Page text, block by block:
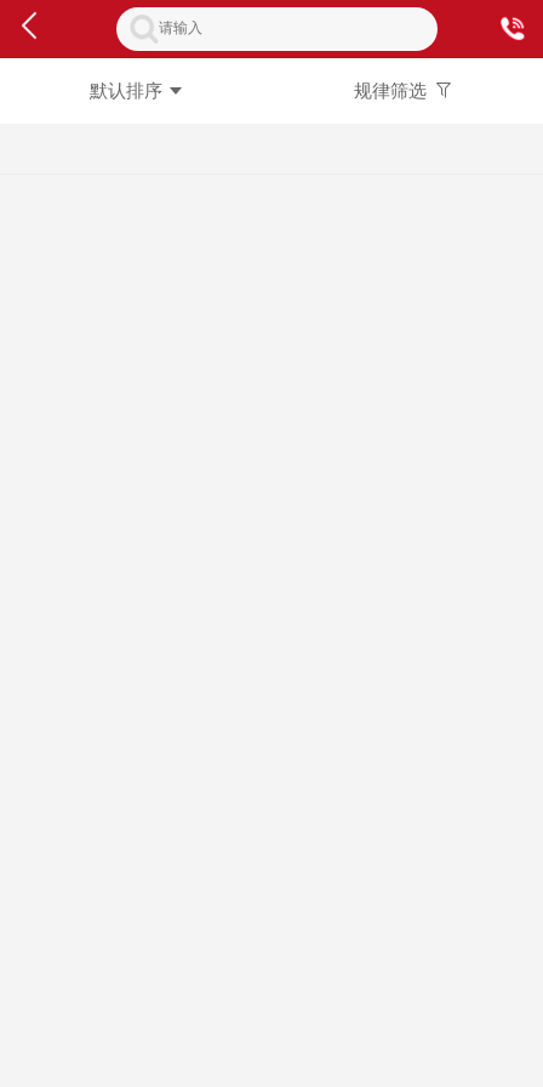
默认排序 规律筛选